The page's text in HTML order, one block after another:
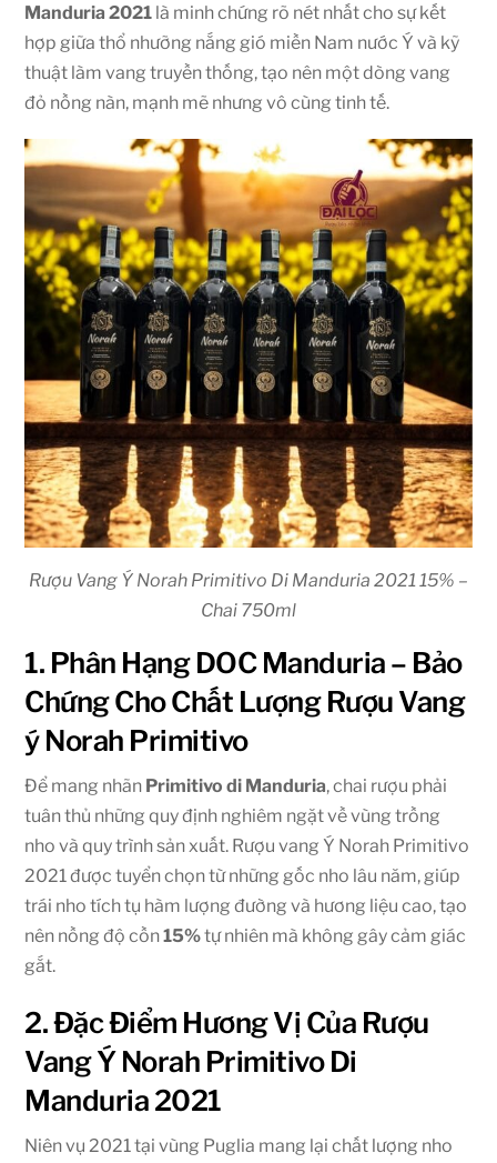
Manduria 2021 là minh chứng rõ nét nhất cho sự kết
hợp giữa thổ nhưỡng nắng gió miền Nam nước Ý và kỹ
thuật làm vang truyền thống, tạo nên một dòng vang
đỏ nồng nàn, mạnh mẽ nhưng vô cùng tinh tế.
Rượu Vang Ý Norah Primitivo Di Manduria 2021 15% –
Chai 750ml
1. Phân Hạng DOC Manduria – Bảo
Chứng Cho Chất Lượng Rượu Vang
ý Norah Primitivo
Để mang nhãn Primitivo di Manduria, chai rượu phải
tuân thủ những quy định nghiêm ngặt về vùng trồng
nho và quy trình sản xuất. Rượu vang Ý Norah Primitivo
2021 được tuyển chọn từ những gốc nho lâu năm, giúp
trái nho tích tụ hàm lượng đường và hương liệu cao, tạo
nên nồng độ cồn15%tự nhiên mà không gây cảm giác
gắt.
2. Đặc Điểm Hương Vị Của Rượu
Vang Ý Norah Primitivo Di
Manduria 2021
Niên vụ 2021 tại vùng Puglia mang lại chất lượng nho